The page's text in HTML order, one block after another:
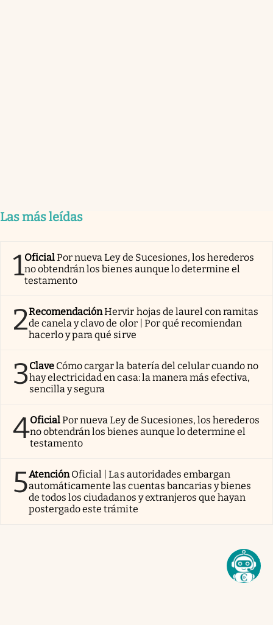
Las más leídas
1OficialPor nueva Ley de Sucesiones, los herederos
no obtendrán los bienes aunque lo determine el
testamento
2RecomendaciónHervir hojas de laurel con ramitas
de canela y clavo de olor | Por qué recomiendan
hacerlo y para qué sirve
3Clave Cómo cargar la batería del celular cuando no
hay electricidad en casa: la manera más efectiva,
sencilla y segura
4OficialPor nueva Ley de Sucesiones, los herederos
no obtendrán los bienes aunque lo determine el
testamento
5AtenciónOficial | Las autoridades embargan
automáticamente las cuentas bancarias y bienes
de todos los ciudadanos y extranjeros que hayan
postergado este trámite